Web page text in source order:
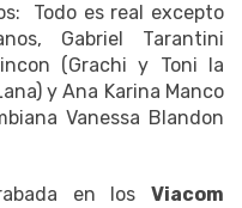
Todo es real excepto
Gabriel Tarantini
(Grachi y Toni la
y Ana Karina Manco
Vanessa Blandon
en los Viacom